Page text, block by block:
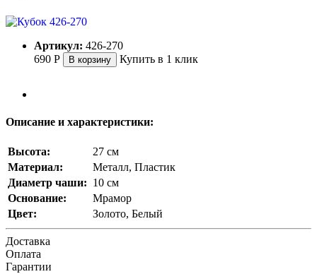
Артикул: 426-270
690 Р В корзину Купить в 1 клик
Описание и характеристики:
Высота:
27 см
Материал:
Металл, Пластик
Диаметр чаши: 10 см
Основание:
Мрамор
Цвет:
Золото, Белый
Доставка
Оплата
Гарантии